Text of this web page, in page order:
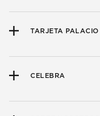
TARJETA PALACIO
CELEBRA